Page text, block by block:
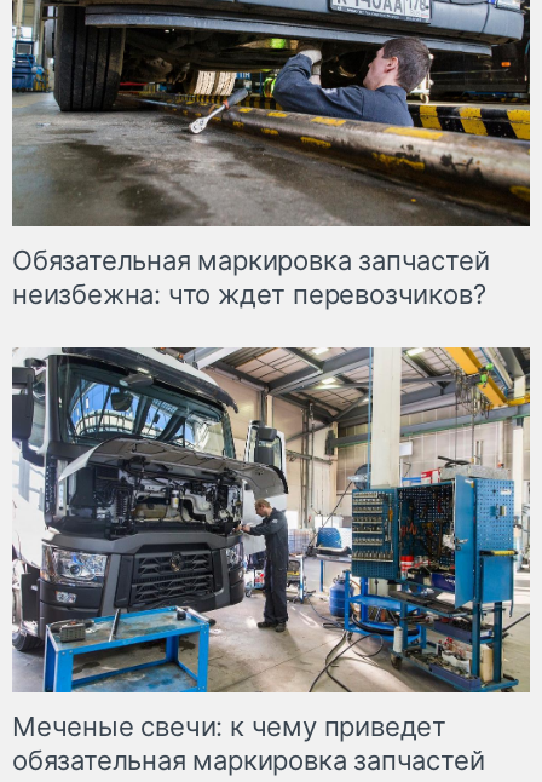
Обязательная маркировка запчастей
неизбежна: что ждет перевозчиков?
Меченые свечи: к чему приведет
обязательная маркировка запчастей